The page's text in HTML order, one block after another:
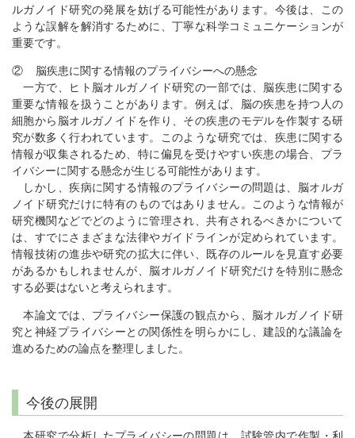
ルガノイド研究の発展を妨げる可能性があります。今後は、この
ような誤解を解消するために、丁寧な科学コミュニケーションが
重要です。
② 脳疾患に関する情報のプライバシーへの懸念
一方で、ヒト脳オルガノイド研究の一部では、脳疾患に関する
重要な情報を扱うことがあります。例えば、脳の疾患を持つ人の
細胞から脳オルガノイドを作り、その疾患のモデルを作製する研
究が数多く行われています。このような研究では、疾患に関する
情報が収集されるため、特に偏見を受けやすい疾患の場合、プラ
イバシーに関する懸念が生じる可能性があります。
しかし、疾病に関する情報のプライバシーの問題は、脳オルガ
ノイド研究だけに特有のものではありません。このような情報が
研究機関などでどのように管理され、共有されるべきかについて
は、すでにさまざまな法律やガイドラインが定められています。
情報技術の進歩や研究の拡大に伴い、既存のルールを見直す必要
があるかもしれませんが、脳オルガノイド研究だけを特別に懸念
する必要はないと考えられます。
本論文では、プライバシー保護の観点から、脳オルガノイド研
究と神経プライバシーとの関係性を明らかにし、建設的な議論を
進めるための論点を整理しました。
今後の展開